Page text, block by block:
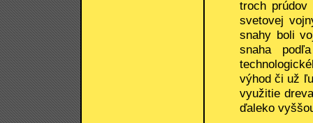
troch
svetovej
snahy boli
snaha
výhod či už
využitie
ďaleko